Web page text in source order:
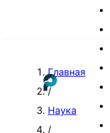
Главная
/
Наука
/